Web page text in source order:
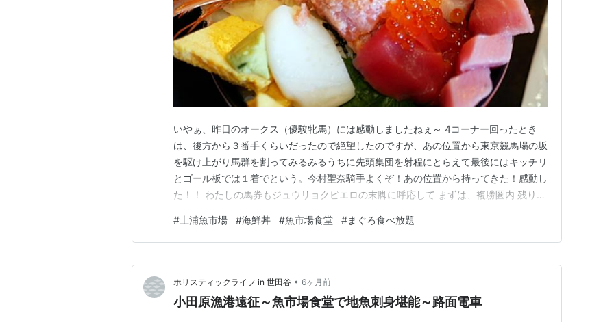
いやぁ、昨日のオークス（優駿牝馬）には感動しましたねぇ～ 4コーナー回ったとき
は、後方から３番手くらいだったので絶望したのですが、あの位置から東京競馬場の坂
を駆け上がり馬群を割ってみるみるうちに先頭集団を射程にとらえて最後にはキッチリ
とゴール板では１着でという。今村聖奈騎手よくぞ！あの位置から持ってきた！感動し
た！！ わたしの馬券もジュウリョクピエロの末脚に呼応して まずは、複勝圏内 残り
きて３連単！ 一気に春のＧ１シリーズがプラスに浮上しました^^ 今週末は日本ダービ
ー（東京優駿）です狙いは、べレシート回避でコン…
#土浦魚市場 #海鮮丼 #魚市場食堂 #まぐろ食べ放題
ホリスティックライフ in 世田谷 • 6ヶ月前
小田原漁港遠征～魚市場食堂で地魚刺身堪能～路面電車